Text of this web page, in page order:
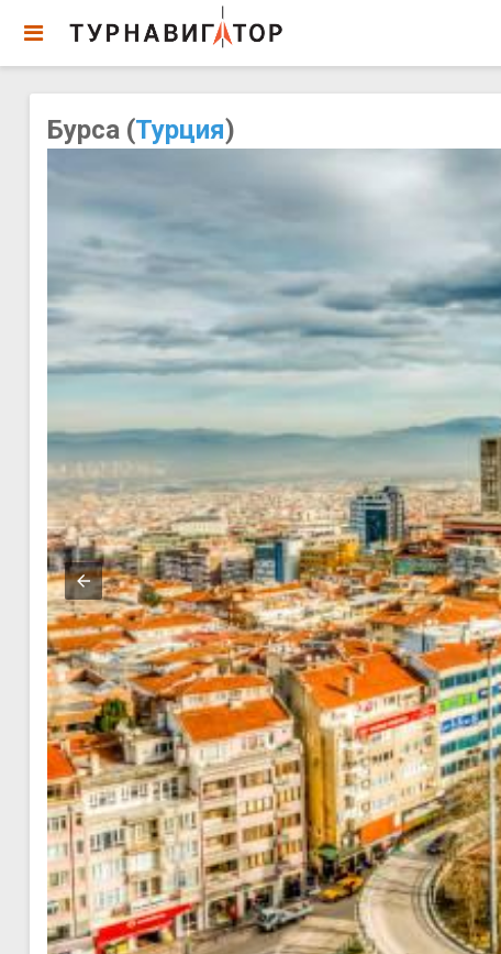
Бурса (Турция)